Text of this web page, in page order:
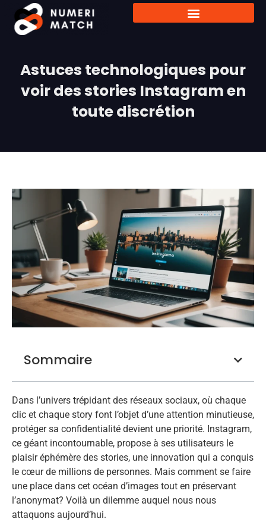
Astuces technologiques pour
voir des stories Instagram en
toute discrétion
Sommaire
Dans l’univers trépidant des réseaux sociaux, où chaque
clic et chaque story font l’objet d’une attention minutieuse,
protéger sa confidentialité devient une priorité. Instagram,
ce géant incontournable, propose à ses utilisateurs le
plaisir éphémère des stories, une innovation qui a conquis
le cœur de millions de personnes. Mais comment se faire
une place dans cet océan d’images tout en préservant
l’anonymat? Voilà un dilemme auquel nous nous
attaquons aujourd’hui.